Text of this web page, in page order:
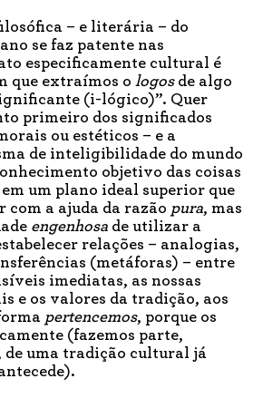
– e literária – do
se faz patente nas
especificamente cultural é
que extraímos o logos de algo
(i-lógico)”. Quer
primeiro dos significados
ou estéticos – e a
de inteligibilidade do mundo
objetivo das coisas
um plano ideal superior que
com a ajuda da razão pura, mas
engenhosa de utilizar a
relações – analogias,
(metáforas) – entre
imediatas, as nossas
e os valores da tradição, aos
pertencemos, porque os
(fazemos parte,
uma tradição cultural já